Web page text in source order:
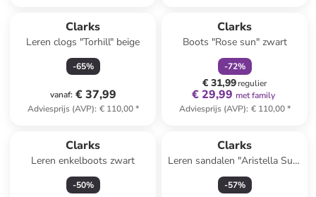
Clarks
Leren clogs "Torhill" beige
-65%
vanaf: € 37,99
Adviesprijs (AVP): € 110,00*
Clarks
Boots "Rose sun" zwart
-72%
€ 31,99regulier
€ 29,99 met family
Adviesprijs (AVP): € 110,00*
Clarks
Leren enkelboots zwart
-50%
Clarks
Leren sandalen "Aristella Sun"
crème
-57%